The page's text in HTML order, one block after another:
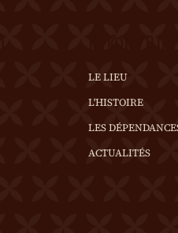
LE LIEU
L'HISTOIRE
LES
ACTUALITÉS